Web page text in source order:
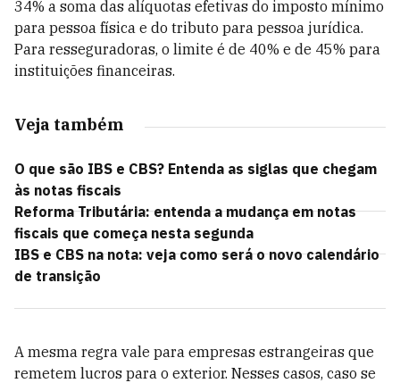
34% a soma das alíquotas efetivas do imposto mínimo
para pessoa física e do tributo para pessoa jurídica.
Para resseguradoras, o limite é de 40% e de 45% para
instituições financeiras.
Veja também
O que são IBS e CBS? Entenda as siglas que chegam
às notas fiscais
Reforma Tributária: entenda a mudança em notas
fiscais que começa nesta segunda
IBS e CBS na nota: veja como será o novo calendário
de transição
A mesma regra vale para empresas estrangeiras que
remetem lucros para o exterior. Nesses casos, caso se